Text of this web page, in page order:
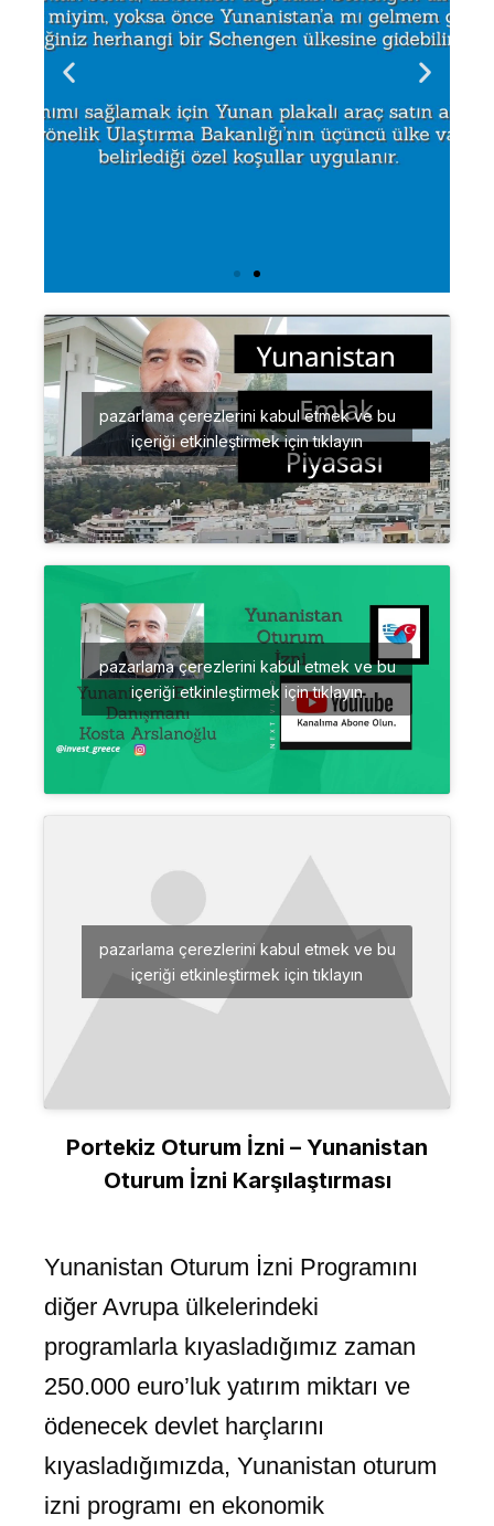
pazarlama çerezlerini kabul etmek ve bu
içeriği etkinleştirmek için tıklayın
pazarlama çerezlerini kabul etmek ve bu
içeriği etkinleştirmek için tıklayın
pazarlama çerezlerini kabul etmek ve bu
içeriği etkinleştirmek için tıklayın
Portekiz Oturum İzni – Yunanistan
Oturum İzni Karşılaştırması
Yunanistan Oturum İzni Programını
diğer Avrupa ülkelerindeki
programlarla kıyasladığımız zaman
250.000 euro’luk yatırım miktarı ve
ödenecek devlet harçlarını
kıyasladığımızda, Yunanistan oturum
izni programı en ekonomik